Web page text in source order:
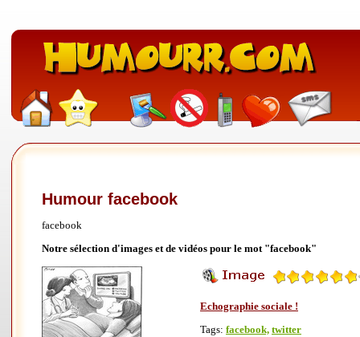
Humour facebook
facebook
Notre sélection d'images et de vidéos pour le mot "facebook"
Echographie sociale !
Tags: facebook, twitter